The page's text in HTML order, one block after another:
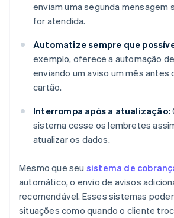
enviam uma segunda mensagem
for atendida.
Automatize sempre que
exemplo, oferece a automação
enviando um aviso um mês antes
cartão.
Interrompa após a atualização:
sistema cesse os lembretes
atualizar os dados.
Mesmo que seu sistema de
automático, o envio de avisos
recomendável. Esses sistemas
situações como quando o cliente